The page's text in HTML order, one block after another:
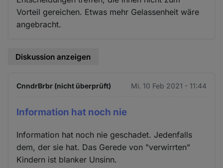
Vorteil gereichen. Etwas mehr Gelassenheit wäre
angebracht.
Diskussion anzeigen
CnndrBrbr (nicht überprüft) Mi. 10 Feb 2021 - 11:44
Information hat noch nie
Information hat noch nie geschadet. Jedenfalls
dem, der sie hat. Das Gerede von "verwirrten"
Kindern ist blanker Unsinn.